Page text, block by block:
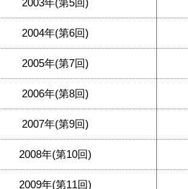
2003年(第5回)
2004年(第6回)
2005年(第7回)
2006年(第8回)
2007年(第9回)
2008年(第10回)
2009年(第11回)